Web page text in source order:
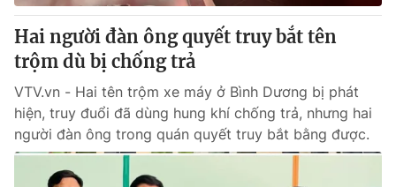
Chuyên mục khác
Emagazine Podcast
Photo Infographic
Video Shorts video
Hai người đàn ông quyết truy bắt tên
trộm dù bị chống trả
VTV.vn - Hai tên trộm xe máy ở Bình Dương bị phát
hiện, truy đuổi đã dùng hung khí chống trả, nhưng hai
người đàn ông trong quán quyết truy bắt bằng được.